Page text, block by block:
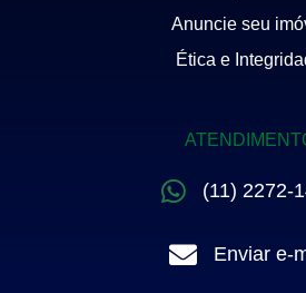
Anuncie seu
Ética e
(11) 2272-
Enviar e-